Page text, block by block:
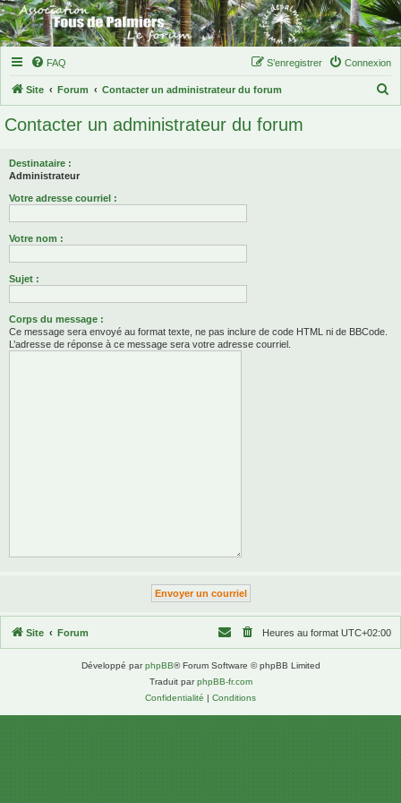
FAQ Connexion
S’enregistrer
Site Forum Contacter un administrateur du forum
Contacter un administrateur du forum
Destinataire :
Administrateur
Votre adresse courriel :
Votre nom :
Sujet :
Corps du message :
Ce message sera envoyé au format texte, ne pas inclure de code HTML ni de BBCode.
L’adresse de réponse à ce message sera votre adresse courriel.
Site Forum Heures au format UTC+02:00
Développé parphpBB® Forum Software © phpBB Limited
Traduit parphpBB-fr.com
Confidentialité | Conditions